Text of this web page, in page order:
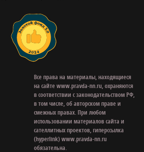
Все права на материалы, находящиеся
на сайте www.pravda-nn.ru, охраняются
в соответствии с законодательством РФ,
в том числе, об авторском праве и
смежных правах. При любом
использовании материалов сайта и
сателлитных проектов, гиперссылка
(hyperlink) www.pravda-nn.ru
обязательна.